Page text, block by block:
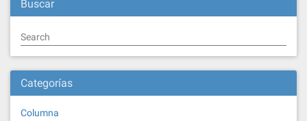
Buscar
Search
Categorías
Columna